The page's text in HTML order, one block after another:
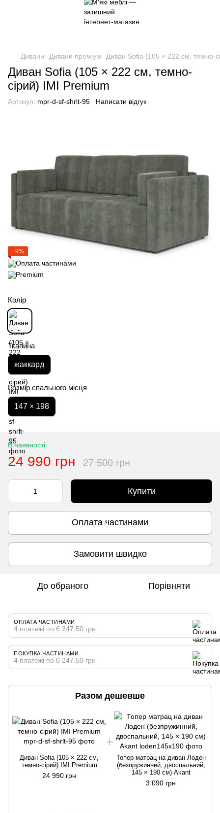
Дивани Дивани преміум Диван Sofia (105 × 222 см, темно-
Диван Sofia (105 × 222 см, темно-
сірий) IMI Premium
Артикул: mpr-d-sf-shrlt-95 Написати відгук
−9%
Колір
Тканина
жаккард
Розмір спального місця
147 × 198
В наявності
24 990 грн 27 500 грн
Купити
Оплата частинами
Замовити швидко
До обраного Порівняти
ОПЛАТА ЧАСТИНАМИ
4 платежі по 6 247.50 грн
ПОКУПКА ЧАСТИНАМИ
4 платежі по 6 247.50 грн
Разом дешевше
Диван Sofia (105 × 222 см,
темно-сірий) IMI Premium
24 990 грн
Топер матрац на диван Лоден
(безпружинний, двоспальний,
145 × 190 см) Akant
3 090 грн